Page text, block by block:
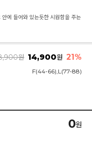
에 들어와 있는듯한 시원함을 주는
원 14,900원 21%
F(44-66),L(77-88)
0원